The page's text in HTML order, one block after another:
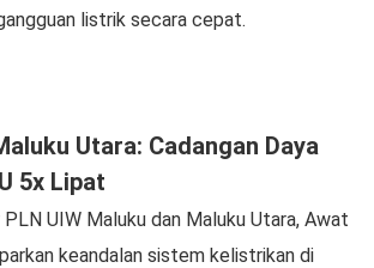
listrik secara cepat.
Utara: Cadangan Daya
5x Lipat
UIW Maluku dan Maluku Utara, Awat
keandalan sistem kelistrikan di